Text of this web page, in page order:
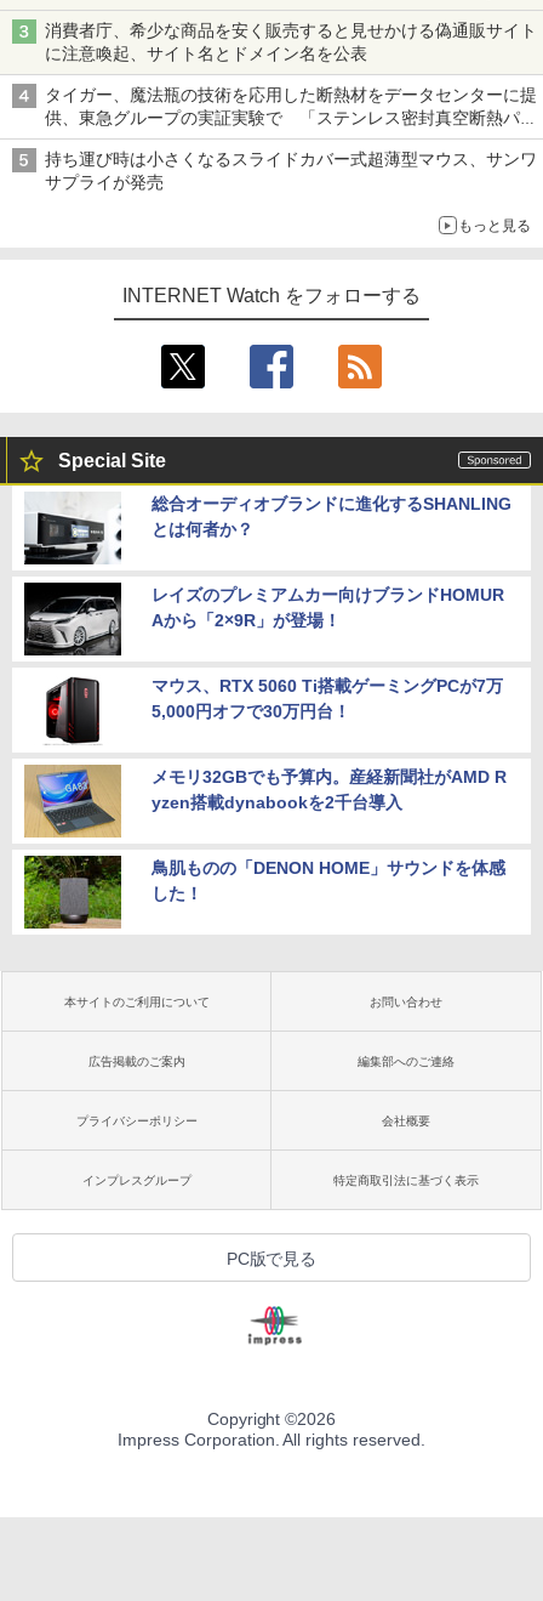
ECCメモリへのアップグレードも可能
消費者庁、希少な商品を安く販売すると見せかける偽通販サイト
に注意喚起、サイト名とドメイン名を公表
タイガー、魔法瓶の技術を応用した断熱材をデータセンターに提
供、東急グループの実証実験で 「ステンレス密封真空断熱パネ
ル TIVIP」
持ち運び時は小さくなるスライドカバー式超薄型マウス、サンワ
サプライが発売
もっと見る
INTERNET Watch をフォローする
Special Site
総合オーディオブランドに進化するSHANLING
とは何者か？
レイズのプレミアムカー向けブランドHOMUR
Aから「2×9R」が登場！
マウス、RTX 5060 Ti搭載ゲーミングPCが7万
5,000円オフで30万円台！
メモリ32GBでも予算内。産経新聞社がAMD R
yzen搭載dynabookを2千台導入
鳥肌ものの「DENON HOME」サウンドを体感
した！
本サイトのご利用について お問い合わせ
広告掲載のご案内 編集部へのご連絡
プライバシーポリシー 会社概要
インプレスグループ 特定商取引法に基づく表示
PC版で見る
Copyright ©2026
Impress Corporation. All rights reserved.